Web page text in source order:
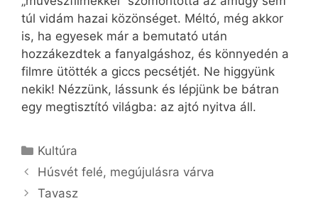
túl vidám hazai közönséget. Méltó, még akkor
is, ha egyesek már a bemutató után
hozzákezdtek a fanyalgáshoz, és könnyedén a
filmre ütötték a giccs pecsétjét. Ne higgyünk
nekik! Nézzünk, lássunk és lépjünk be bátran
egy megtisztító világba: az ajtó nyitva áll.
Kategória
Kultúra
Húsvét felé, megújulásra várva
Tavasz